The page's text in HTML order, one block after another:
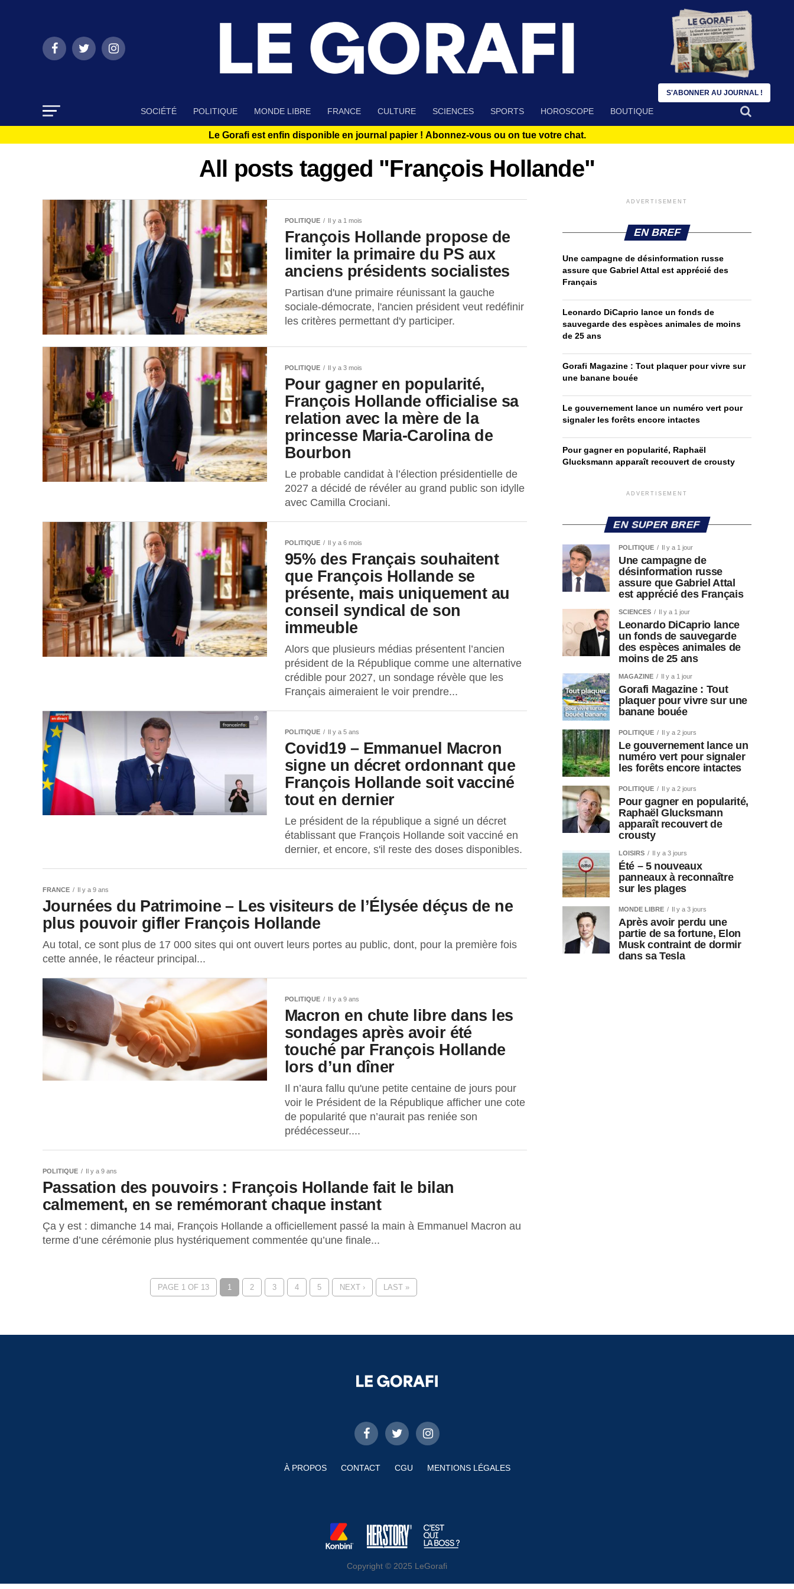
SOCIÉTÉ POLITIQUE MONDE LIBRE FRANCE CULTURE SCIENCES SPORTS HOROSCOPE BOUTIQUE
Le Gorafi est enfin disponible en journal papier ! Abonnez-vous ou on tue votre chat.
All posts tagged "François Hollande"
POLITIQUE Il y a 1 mois
François Hollande propose de
limiter la primaire du PS aux
anciens présidents socialistes
Partisan d'une primaire réunissant la gauche
sociale-démocrate, l'ancien président veut redéfinir
les critères permettant d'y participer.
POLITIQUE Il y a 3 mois
Pour gagner en popularité,
François Hollande officialise sa
relation avec la mère de la
princesse Maria-Carolina de
Bourbon
Le probable candidat à l’élection présidentielle de
2027 a décidé de révéler au grand public son idylle
avec Camilla Crociani.
POLITIQUE Il y a 6 mois
95% des Français souhaitent
que François Hollande se
présente, mais uniquement au
conseil syndical de son
immeuble
Alors que plusieurs médias présentent l’ancien
président de la République comme une alternative
crédible pour 2027, un sondage révèle que les
Français aimeraient le voir prendre...
POLITIQUE Il y a 5 ans
Covid19 – Emmanuel Macron
signe un décret ordonnant que
François Hollande soit vacciné
tout en dernier
Le président de la république a signé un décret
établissant que François Hollande soit vacciné en
dernier, et encore, s'il reste des doses disponibles.
FRANCE Il y a 9 ans
Journées du Patrimoine – Les visiteurs de l’Élysée déçus de ne
plus pouvoir gifler François Hollande
Au total, ce sont plus de 17 000 sites qui ont ouvert leurs portes au public, dont, pour la première fois
cette année, le réacteur principal...
POLITIQUE Il y a 9 ans
Macron en chute libre dans les
sondages après avoir été
touché par François Hollande
lors d’un dîner
Il n’aura fallu qu'une petite centaine de jours pour
voir le Président de la République afficher une cote
de popularité que n’aurait pas reniée son
prédécesseur....
POLITIQUE Il y a 9 ans
Passation des pouvoirs : François Hollande fait le bilan
calmement, en se remémorant chaque instant
Ça y est : dimanche 14 mai, François Hollande a officiellement passé la main à Emmanuel Macron au
terme d’une cérémonie plus hystériquement commentée qu’une finale...
PAGE 1 OF 13 1 2 3 4 5 NEXT › LAST »
ADVERTISEMENT
EN BREF
Une campagne de désinformation russe
assure que Gabriel Attal est apprécié des
Français
Leonardo DiCaprio lance un fonds de
sauvegarde des espèces animales de moins
de 25 ans
Gorafi Magazine : Tout plaquer pour vivre sur
une banane bouée
Le gouvernement lance un numéro vert pour
signaler les forêts encore intactes
Pour gagner en popularité, Raphaël
Glucksmann apparaît recouvert de crousty
ADVERTISEMENT
EN SUPER BREF
POLITIQUE Il y a 1 jour
Une campagne de
désinformation russe
assure que Gabriel Attal
est apprécié des Français
SCIENCES Il y a 1 jour
Leonardo DiCaprio lance
un fonds de sauvegarde
des espèces animales de
moins de 25 ans
MAGAZINE Il y a 1 jour
Gorafi Magazine : Tout
plaquer pour vivre sur une
banane bouée
POLITIQUE Il y a 2 jours
Le gouvernement lance un
numéro vert pour signaler
les forêts encore intactes
POLITIQUE Il y a 2 jours
Pour gagner en popularité,
Raphaël Glucksmann
apparaît recouvert de
crousty
LOISIRS Il y a 3 jours
Été – 5 nouveaux
panneaux à reconnaître
sur les plages
MONDE LIBRE Il y a 3 jours
Après avoir perdu une
partie de sa fortune, Elon
Musk contraint de dormir
dans sa Tesla
À PROPOS CONTACT CGU MENTIONS LÉGALES
Copyright © 2025 LeGorafi
S'ABONNER AU JOURNAL !